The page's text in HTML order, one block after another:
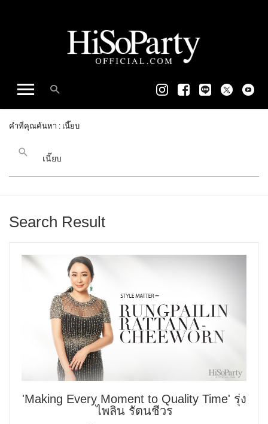
คำที่คุณค้นหา : เนี๊ยบ
Search Result
'Making Every Moment to Quality Time' รุ่ง
ไพลิน รัตนชีวร